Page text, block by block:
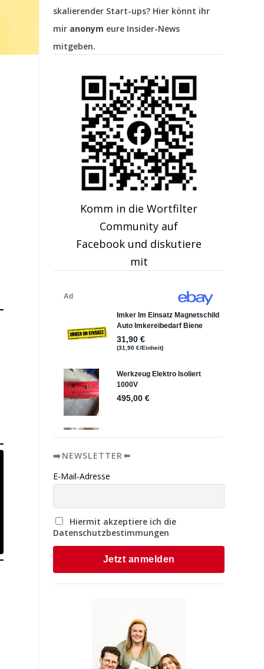
skalierender Start-ups? Hier könnt ihr
mir anonym eure Insider-News
mitgeben.
Komm in die Wortfilter
Community auf
Facebook und diskutiere
mit
➡️NEWSLETTER⬅️
E-Mail-Adresse
Hiermit akzeptiere ich die
Datenschutzbestimmungen